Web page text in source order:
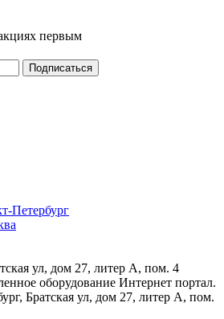
первым
Петербург
ул, дом 27, литер А, пом. 4
оборудование Интернет портал.
Братская ул, дом 27, литер А, пом.